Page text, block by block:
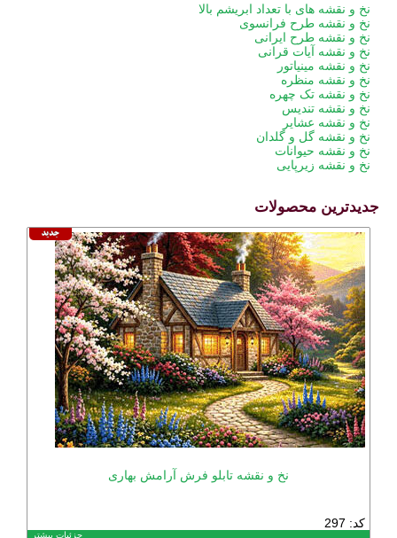
پریدن
ناوبری
نخ و نقشه های با تعداد ابریشم بالا
نخ و نقشه طرح فرانسوی
نخ و نقشه طرح ایرانی
نخ و نقشه آیات قرانی
نخ و نقشه مینیاتور
نخ و نقشه منظره
نخ و نقشه تک چهره
نخ و نقشه تندیس
نخ و نقشه عشایر
نخ و نقشه گل و گلدان
نخ و نقشه حیوانات
نخ و نقشه زیرپایی
جدیدترین محصولات
نخ و نقشه تابلو فرش آرامش بهاری
کد: 297
جزئیات بیشتر